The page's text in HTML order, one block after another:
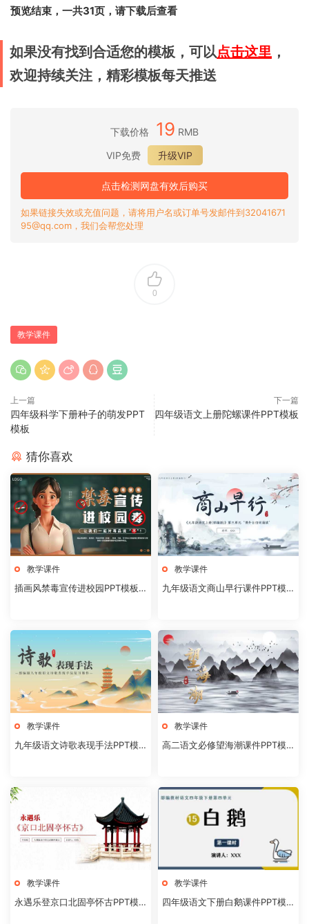
预览结束，一共31页，请下载后查看
如果没有找到合适您的模板，可以点击这里 ，
欢迎持续关注，精彩模板每天推送
下载价格 19 RMB
VIP免费
升级VIP
点击检测网盘有效后购买
如果链接失效或充值问题，请将用户名或订单号发邮件到32041671
95@qq.com，我们会帮您处理
0
教学课件
上一篇
四年级科学下册种子的萌发PPT
模板
下一篇
四年级语文上册陀螺课件PPT模板
猜你喜欢
教学课件
插画风禁毒宣传进校园PPT模板2
教学课件
九年级语文商山早行课件PPT模
教学课件
九年级语文诗歌表现手法PPT模
教学课件
高二语文必修望海潮课件PPT模
教学课件
永遇乐登京口北固亭怀古PPT模
教学课件
四年级语文下册白鹅课件PPT模